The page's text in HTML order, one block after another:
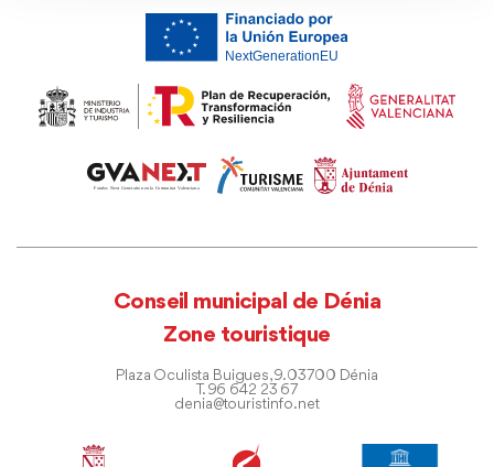
Conseil municipal de Dénia
Zone touristique
Plaza Oculista Buigues, 9. 03700 Dénia
T. 96 642 23 67
denia@touristinfo.net